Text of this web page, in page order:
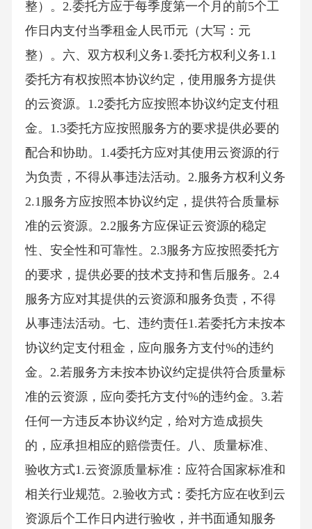
整）。2.委托方应于每季度第一个月的前5个工
作日内支付当季租金人民币元（大写：元
整）。六、双方权利义务1.委托方权利义务1.1
委托方有权按照本协议约定，使用服务方提供
的云资源。1.2委托方应按照本协议约定支付租
金。1.3委托方应按照服务方的要求提供必要的
配合和协助。1.4委托方应对其使用云资源的行
为负责，不得从事违法活动。2.服务方权利义务
2.1服务方应按照本协议约定，提供符合质量标
准的云资源。2.2服务方应保证云资源的稳定
性、安全性和可靠性。2.3服务方应按照委托方
的要求，提供必要的技术支持和售后服务。2.4
服务方应对其提供的云资源和服务负责，不得
从事违法活动。七、违约责任1.若委托方未按本
协议约定支付租金，应向服务方支付%的违约
金。2.若服务方未按本协议约定提供符合质量标
准的云资源，应向委托方支付%的违约金。3.若
任何一方违反本协议约定，给对方造成损失
的，应承担相应的赔偿责任。八、质量标准、
验收方式1.云资源质量标准：应符合国家标准和
相关行业规范。2.验收方式：委托方应在收到云
资源后个工作日内进行验收，并书面通知服务